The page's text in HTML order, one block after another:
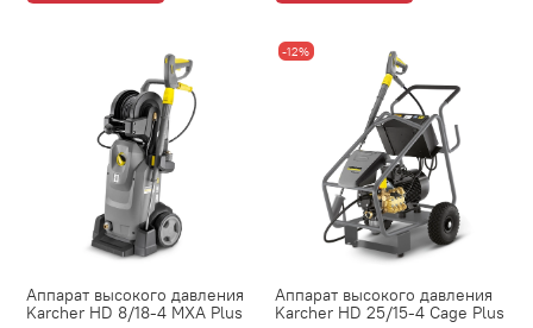
Аппарат высокого давления
Karcher HD 8/18-4 МXA Plus
-12%
Аппарат высокого давления
Karcher HD 25/15-4 Cage Plus